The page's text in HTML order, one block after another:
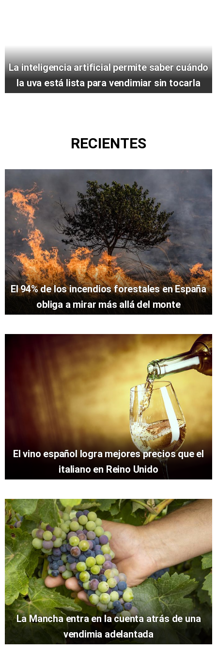
La inteligencia artificial permite saber cuándo
la uva está lista para vendimiar sin tocarla
RECIENTES
El 94% de los incendios forestales en España
obliga a mirar más allá del monte
El vino español logra mejores precios que el
italiano en Reino Unido
La Mancha entra en la cuenta atrás de una
vendimia adelantada